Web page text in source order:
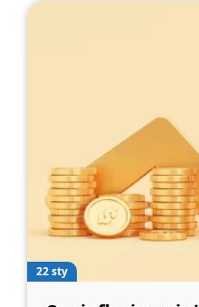
22 sty